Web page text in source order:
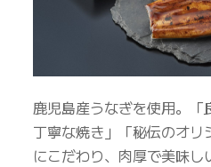
鹿児島産うなぎを使用。「
丁寧な焼き」「秘伝のオ
にこだわり、肉厚で美味